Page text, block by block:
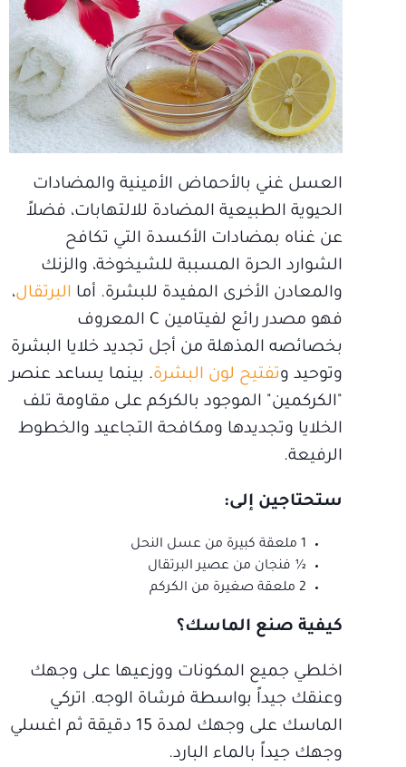
العسل غني بالأحماض الأمينية والمضادات
الحيوية الطبيعية المضادة للالتهابات، فضلاً
عن غناه بمضادات الأكسدة التي تكافح
الشوارد الحرة المسببة للشيخوخة، والزنك
والمعادن الأخرى المفيدة للبشرة. أما البرتقال،
فهو مصدر رائع لفيتامين C المعروف
بخصائصه المذهلة من أجل تجديد خلايا البشرة
وتوحيد وتفتيح لون البشرة. بينما يساعد عنصر
"الكركمين" الموجود بالكركم على مقاومة تلف
الخلايا وتجديدها ومكافحة التجاعيد والخطوط
الرفيعة.
ستحتاجين إلى:
1 ملعقة كبيرة من عسل النحل
½ فنجان من عصير البرتقال
2 ملعقة صغيرة من الكركم
كيفية صنع الماسك؟
اخلطي جميع المكونات ووزعيها على وجهك
وعنقك جيداً بواسطة فرشاة الوجه. اتركي
الماسك على وجهك لمدة 15 دقيقة ثم اغسلي
وجهك جيداً بالماء البارد.